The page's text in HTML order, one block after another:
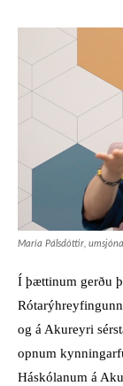
María Pálsdóttir,
Í þættinum gerðu
og á Akureyri
opnum
Háskólanum á